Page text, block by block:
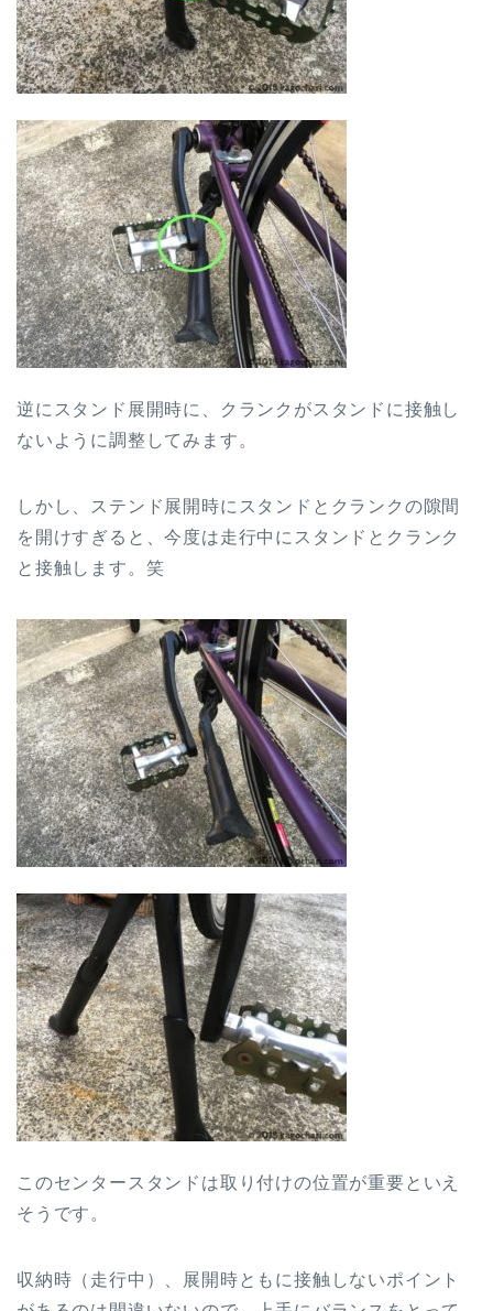
逆にスタンド展開時に、クランクがスタンドに接触し
ないように調整してみます。
しかし、ステンド展開時にスタンドとクランクの隙間
を開けすぎると、今度は走行中にスタンドとクランク
と接触します。笑
このセンタースタンドは取り付けの位置が重要といえ
そうです。
収納時（走行中）、展開時ともに接触しないポイント